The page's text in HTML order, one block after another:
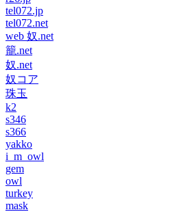
tel072.jp
tel072.net
web 奴.net
籠.net
奴.net
奴コア
珠玉
k2
s346
s366
yakko
i_m_owl
gem
owl
turkey
mask